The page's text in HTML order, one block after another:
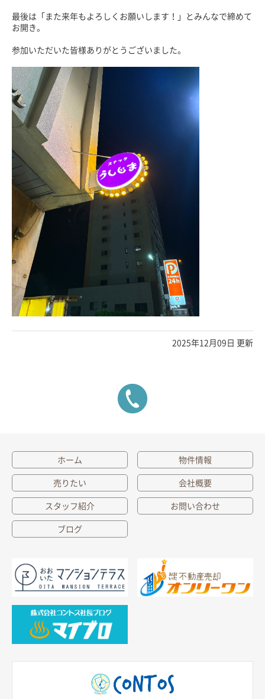
最後は「また来年もよろしくお願いします！」とみんなで締めて
お開き。
参加いただいた皆様ありがとうございました。
2025年12月09日 更新
ホーム
物件情報
売りたい
会社概要
スタッフ紹介
お問い合わせ
ブログ